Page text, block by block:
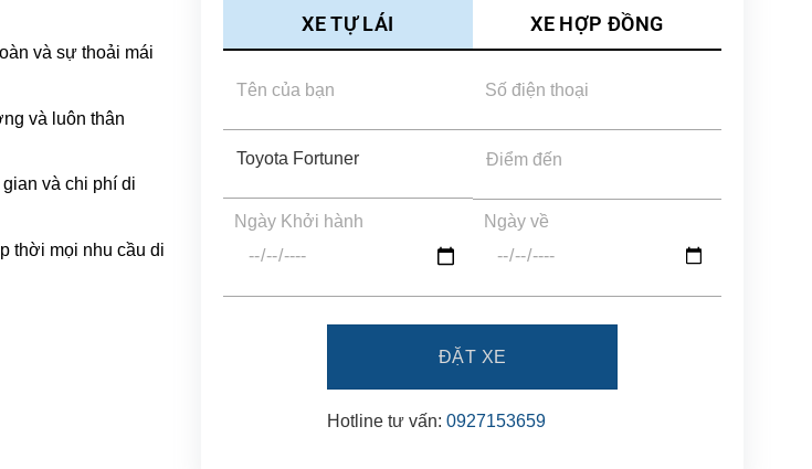
và sự thoải mái
và luôn thân
và chi phí di
thời mọi nhu cầu di
XE TỰ LÁI XE HỢP ĐỒNG
Ngày Khởi hành Ngày về
Hotline tư vấn:0927153659